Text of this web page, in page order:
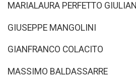
MARIALAURA PERFETTO GIULIANI
GIUSEPPE MANGOLINI
GIANFRANCO COLACITO
MASSIMO BALDASSARRE